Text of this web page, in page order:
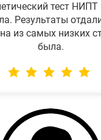
тест НИПТ
Результаты
из самых низких
была.